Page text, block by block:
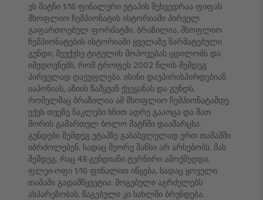
ეს მატჩი 1/16 ფინალური ეტაპის შეხვედრაა ფიფას
მსოფლიო ჩემპიონატის ისტორიაში პირველ
გაფართოებულ ფორმატში. ბრაზილია, მსოფლიო
ჩემპიონატების ისტორიაში ყველაზე წარმატებული
გუნდი, მეექვსე ტიტულის მოპოვებას ცდილობს და
იმედოვნებს, რომ ტროფეს 2002 წლის შემდეგ
პირველად დაეუფლება. ისინი დაუპირისპირდებიან
იაპონიას, აზიის წამყვან ქვეყანას და გუნდს,
რომელმაც ბრაზილია ამ მსოფლიო ჩემპიონატამდე
ექვს თვეზე ნაკლები ხნით ადრე გააოცა და მათ
შორის გამართულ ბოლო მატჩში დაამარცხა.
გუნდები შემდეგ ეტაპზე გასასვლელად ერთ თამაშში
იბრძოლებენ, სადაც მეორე შანსი არ არსებობს. მას
შემდეგ, რაც 48-გუნდიანი ტურნირი ამოქმედდა,
ფლეი-ოფი 1/16 ფინალით იწყება, სადაც ყოველი
თამაში გადამწყვეტია: მოგებული აგრძელებს
ასპარეზობას, წაგებული კი სახლში ბრუნდება.